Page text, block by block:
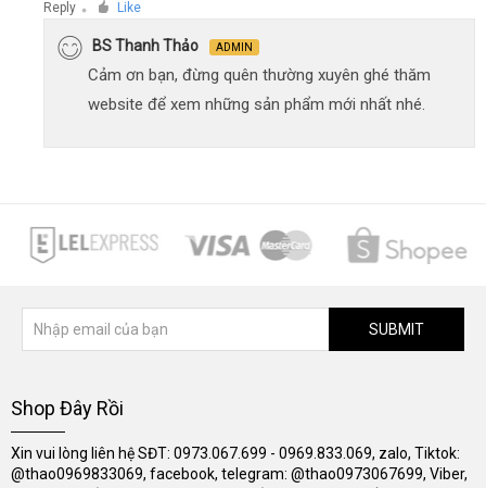
Reply ● Like
BS Thanh Thảo ADMIN
Cảm ơn bạn, đừng quên thường xuyên ghé thăm
website để xem những sản phẩm mới nhất nhé.
SUBMIT
Shop Đây Rồi
Xin vui lòng liên hệ SĐT: 0973.067.699 - 0969.833.069, zalo, Tiktok:
@thao0969833069, facebook, telegram: @thao0973067699, Viber,